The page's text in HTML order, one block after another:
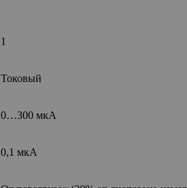
1
Токовый
0…300 мкА
0,1 мкА